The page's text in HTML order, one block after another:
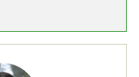
of Colon Cancer